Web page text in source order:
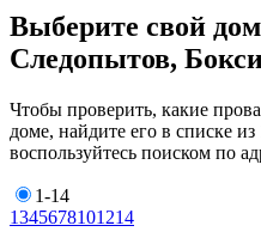
Выберите свой
Следопытов,
Чтобы проверить, какие
доме, найдите его в списке
воспользуйтесь поиском по
1-14
1345678101214